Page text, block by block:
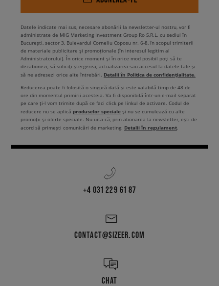
Datele indicate mai sus, necesare abonării la newsletter-ul nostru, vor fi
administrate de MIG Marketing Investment Group Ro S.R.L. cu sediul în
București, sector 3, Bulevardul Corneliu Coposu nr. 6-8, în scopul trimiterii
de materiale publicitare și promoționale (în interesul legitim al
Administratorului). În orice moment și în orice mod posibil poți să te
dezabonezi, să soliciți ștergerea, actualizarea sau accesul la datele tale și
să ne adresezi orice alte întrebări. Detalii în Politica de confidențialitate.
Reducerea poate fi folosită o singură dată și este valabilă timp de 48 de
ore din momentul primirii acesteia. Va fi disponibilă într-un e-mail separat
pe care ți-l vom trimite după ce faci click pe linkul de activare. Codul de
reducere nu se aplică produselor speciale și nu se cumulează cu alte
promoții și oferte speciale. Nu uita că, prin abonarea la newsletter, ești de
acord să primești comunicări de marketing. Detalii în regulament.
+4 031 229 61 87
CONTACT@SIZEER.COM
CHAT